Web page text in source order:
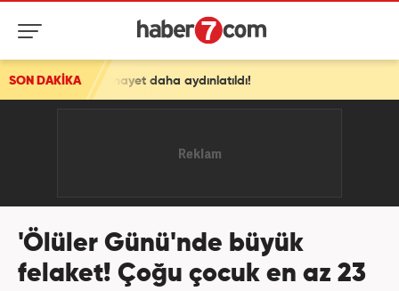
SON DAKİKAdaha aydınlatıldı!
'Ölüler Günü'nde büyük
felaket! Çoğu çocuk en az 23